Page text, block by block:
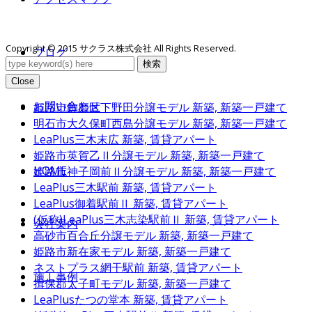
ブログ
お問い合わせ
HOME
会社案内
施工事例
Copyright © 2015 サクラス株式会社 All Rights Reserved.
検索
Close
姫路市飾磨区下野田分譲モデル 新築, 新築一戸建て
明石市大久保町西島分譲モデル 新築, 新築一戸建て
LeaPlus三木末広 新築, 賃貸アパート
姫路市英賀乙Ⅱ分譲モデル 新築, 新築一戸建て
姫路市神子岡前Ⅱ分譲モデル 新築, 新築一戸建て
LeaPlus三木駅前 新築, 賃貸アパート
LeaPlus御着駅前Ⅱ 新築, 賃貸アパート
(仮称)LeaPlus三木志染駅前Ⅱ 新築, 賃貸アパート
高砂市百合丘分譲モデル 新築, 新築一戸建て
姫路市新在家モデル 新築, 新築一戸建て
ネストプラス網干駅前 新築, 賃貸アパート
揖保郡太子町モデル 新築, 新築一戸建て
LeaPlusたつの堂本 新築, 賃貸アパート